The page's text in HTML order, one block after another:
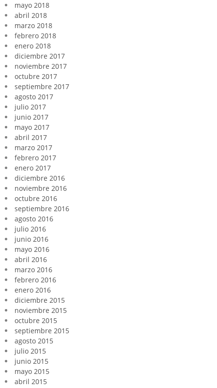
mayo 2018
abril 2018
marzo 2018
febrero 2018
enero 2018
diciembre 2017
noviembre 2017
octubre 2017
septiembre 2017
agosto 2017
julio 2017
junio 2017
mayo 2017
abril 2017
marzo 2017
febrero 2017
enero 2017
diciembre 2016
noviembre 2016
octubre 2016
septiembre 2016
agosto 2016
julio 2016
junio 2016
mayo 2016
abril 2016
marzo 2016
febrero 2016
enero 2016
diciembre 2015
noviembre 2015
octubre 2015
septiembre 2015
agosto 2015
julio 2015
junio 2015
mayo 2015
abril 2015